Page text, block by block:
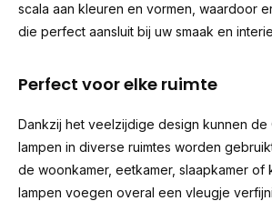
scala aan kleuren en vormen, waardoor
die perfect aansluit bij uw smaak en
Perfect voor elke ruimte
Dankzij het veelzijdige design kunnen de
lampen in diverse ruimtes worden
de woonkamer, eetkamer, slaapkamer of
lampen voegen overal een vleugje